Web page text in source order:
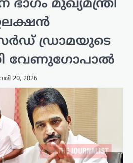
ഭാഗം മുഖ്യമന്ത്രി
ഡ്രാമയുടെ
വേണുഗോപാല്‍
20, 2026